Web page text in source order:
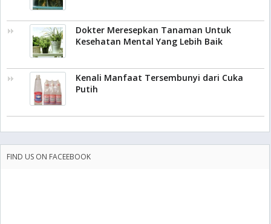
Dokter Meresepkan Tanaman Untuk
Kesehatan Mental Yang Lebih Baik
Kenali Manfaat Tersembunyi dari Cuka
Putih
FIND US ON FACEEBOOK